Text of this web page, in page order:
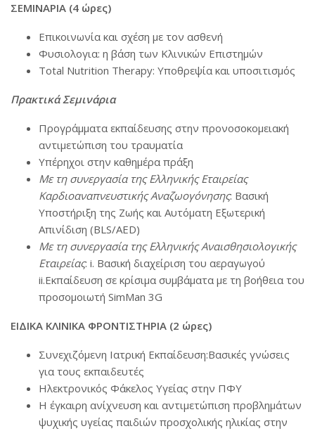
ΣΕΜΙΝΑΡΙΑ (4 ώρες)
Επικοινωνία και σχέση με τον ασθενή
Φυσιολογια: η βάση των Κλινικών Επιστημών
Total Nutrition Therapy: Υποθρεψία και υποσιτισμός
Πρακτικά Σεμινάρια
Προγράμματα εκπαίδευσης στην προνοσοκομειακή
αντιμετώπιση του τραυματία
Υπέρηχοι στην καθημέρα πράξη
Με τη συνεργασία της Ελληνικής Εταιρείας
Καρδιοαναπνευστικής Αναζωογόνησης: Βασική
Υποστήριξη της Ζωής και Αυτόματη Εξωτερική
Απινίδιση (ΒLS/AED)
Με τη συνεργασία της Ελληνικής Αναισθησιολογικής
Εταιρείας: i. Βασική διαχείριση του αεραγωγού
ii.Εκπαίδευση σε κρίσιμα συμβάματα με τη βοήθεια του
προσομοιωτή SimMan 3G
ΕΙΔΙΚΑ ΚΛΙΝΙΚΑ ΦΡΟΝΤΙΣΤΗΡΙΑ (2 ώρες)
Συνεχιζόμενη Ιατρική Εκπαίδευση:Βασικές γνώσεις
για τους εκπαιδευτές
Ηλεκτρονικός Φάκελος Υγείας στην ΠΦΥ
Η έγκαιρη ανίχνευση και αντιμετώπιση προβλημάτων
ψυχικής υγείας παιδιών προσχολικής ηλικίας στην